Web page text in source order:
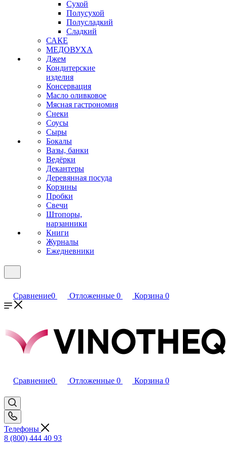
Сухой
Полусухой
Полусладкий
Сладкий
САКЕ
МЕДОВУХА
Джем
Кондитерские
изделия
Консервация
Масло оливковое
Мясная гастрономия
Снеки
Соусы
Сыры
Бокалы
Вазы, банки
Ведёрки
Декантеры
Деревянная посуда
Корзины
Пробки
Свечи
Штопоры,
нарзанники
Книги
Журналы
Ежедневники
Сравнение0 Отложенные 0 Корзина 0
Сравнение0 Отложенные 0 Корзина 0
Телефоны
8 (800) 444 40 93